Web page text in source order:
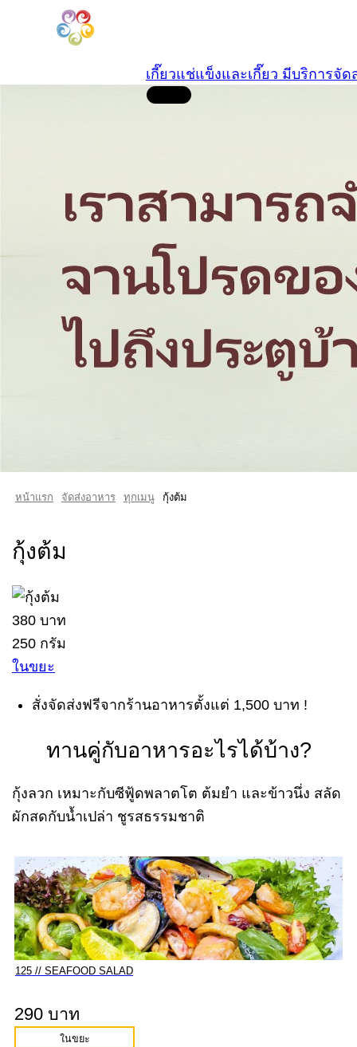
เกี๊ยวแช่แข็งและเกี๊ยว มีบริการจัด
หน้าแรก จัดส่งอาหาร ทุกเมนู กุ้งต้ม
กุ้งต้ม
380 บาท
250 กรัม
ในขยะ
สั่งจัดส่งฟรีจากร้านอาหารตั้งแต่ 1,500 บาท !
ทานคู่กับอาหารอะไรได้บ้าง?
กุ้งลวก เหมาะกับซีฟู้ดพลาตโต ต้มยำ และข้าวนึ่ง สลัด
ผักสดกับน้ำเปล่า ชูรสธรรมชาติ
125 // SEAFOOD SALAD
290 บาท
ในขยะ